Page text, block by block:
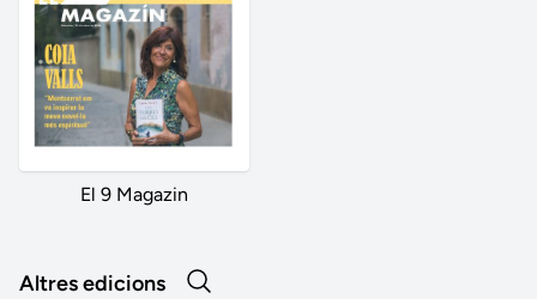
El 9 Magazin
Altres edicions